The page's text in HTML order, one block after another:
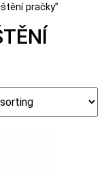
pračky”